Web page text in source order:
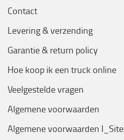
Contact
Levering & verzending
Garantie & return policy
Hoe koop ik een truck online
Veelgestelde vragen
Algemene voorwaarden
Algemene voorwaarden I_Site